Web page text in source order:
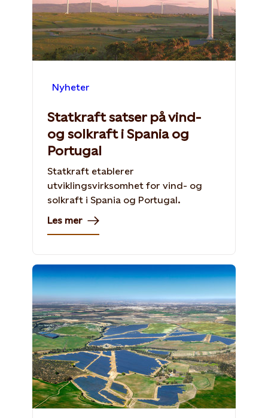
Nyheter
Statkraft satser på vind-
og solkraft i Spania og
Portugal
Statkraft etablerer
utviklingsvirksomhet for vind- og
solkraft i Spania og Portugal.
Les mer